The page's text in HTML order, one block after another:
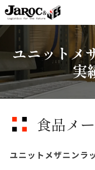
製品情報
企業情報
カタログダウンロード
ジャロックコラム
ユニットメ
実
食品メ
ユニットメザニンラ